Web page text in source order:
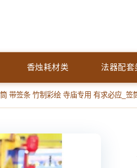
香烛耗材类 法器配套
带签条 竹制彩绘 寺庙专用 有求必应_签